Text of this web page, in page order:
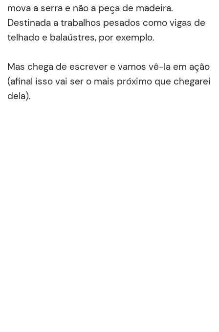
mova a serra e não a peça de madeira.
Destinada a trabalhos pesados como vigas de
telhado e balaústres, por exemplo.
Mas chega de escrever e vamos vê-la em ação
(afinal isso vai ser o mais próximo que chegarei
dela).